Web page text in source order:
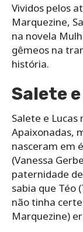
Vividos pelos
Marquezine,
na novela
gêmeos na
história.
Salete
Salete e
Apaixonadas,
nasceram em
(Vanessa
paternidade
sabia que Téo
não tinha
Marquezine)